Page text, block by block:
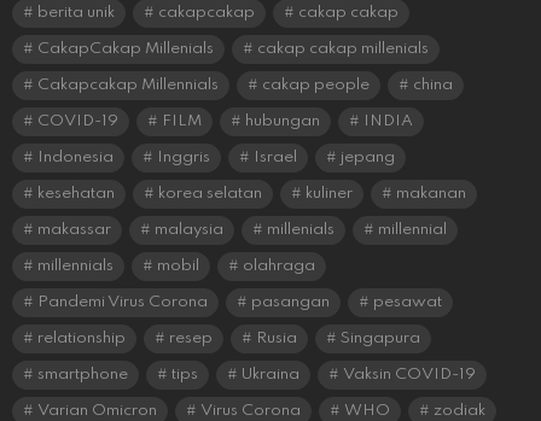
berita unik cakapcakap cakap cakap
CakapCakap Millenials cakap cakap millenials
Cakapcakap Millennials cakap people china
COVID-19 FILM hubungan INDIA
Indonesia Inggris Israel jepang
kesehatan korea selatan kuliner makanan
makassar malaysia millenials millennial
millennials mobil olahraga
Pandemi Virus Corona pasangan pesawat
relationship resep Rusia Singapura
smartphone tips Ukraina Vaksin COVID-19
Varian Omicron Virus Corona WHO zodiak